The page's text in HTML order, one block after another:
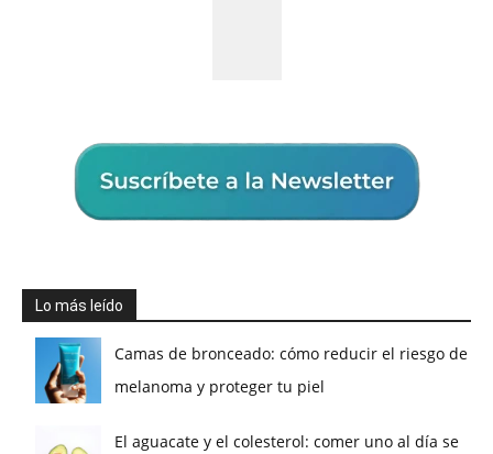
Lo más leído
Camas de bronceado: cómo reducir el riesgo de
melanoma y proteger tu piel
El aguacate y el colesterol: comer uno al día se